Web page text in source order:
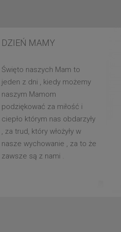
DZIEŃ MAMY
Święto naszych Mam to
jeden z dni , kiedy możemy
naszym Mamom
podziękować za miłość i
ciepło którym nas obdarzyły
, za trud, który włożyły w
nasze wychowanie , za to że
zawsze są z nami .